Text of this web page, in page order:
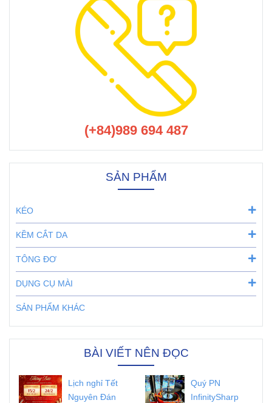
(+84)989 694 487
SẢN PHẨM
KÉO
KỀM CẮT DA
TÔNG ĐƠ
DỤNG CỤ MÀI
SẢN PHẨM KHÁC
BÀI VIẾT NÊN ĐỌC
Lịch nghỉ Tết
Nguyên Đán
Quý PN
InfinitySharp